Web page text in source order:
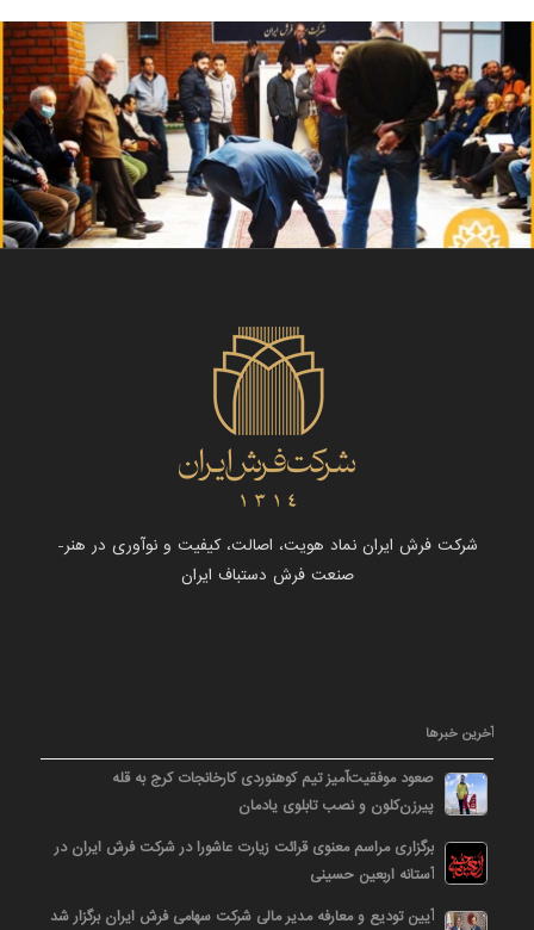
شرکت فرش ایران نماد هویت، اصالت، کیفیت و نوآوری در هنر-
صنعت فرش دستباف ایران
آخرین خبرها
صعود موفقیت‌آمیز تیم کوهنوردی کارخانجات کرج به قله
پیرزن‌کلون و نصب تابلوی یادمان
برگزاری مراسم معنوی قرائت زیارت عاشورا در شرکت فرش ایران در
آستانه اربعین حسینی
آیین تودیع و معارفه مدیر مالی شرکت سهامی فرش ایران برگزار شد